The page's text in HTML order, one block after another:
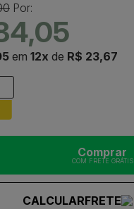
Por:
em 12x de R$ 23,67
Comprar
COM FRETE GRÁTIS
CALCULARFRETE